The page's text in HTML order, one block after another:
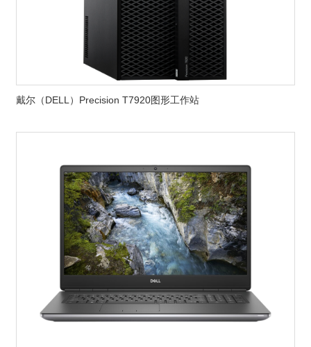
戴尔（DELL）Precision T7920图形工作站